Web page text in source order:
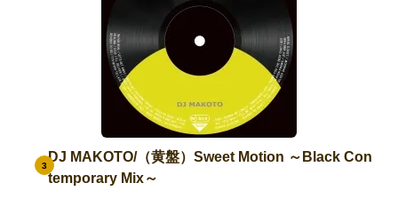
3
DJ MAKOTO/（黄盤）Sweet Motion ～Black Con
temporary Mix～